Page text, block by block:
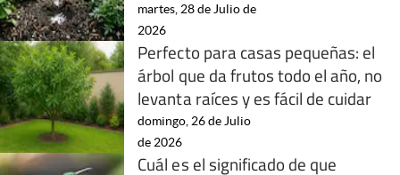
martes, 28 de Julio de
2026
Perfecto para casas pequeñas: el
árbol que da frutos todo el año, no
levanta raíces y es fácil de cuidar
domingo, 26 de Julio
de 2026
Cuál es el significado de que